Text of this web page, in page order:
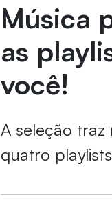
Música
as
você!
A seleção traz
quatro